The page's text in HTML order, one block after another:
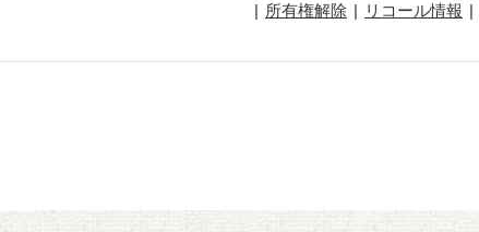
所有権解除 リコール情報